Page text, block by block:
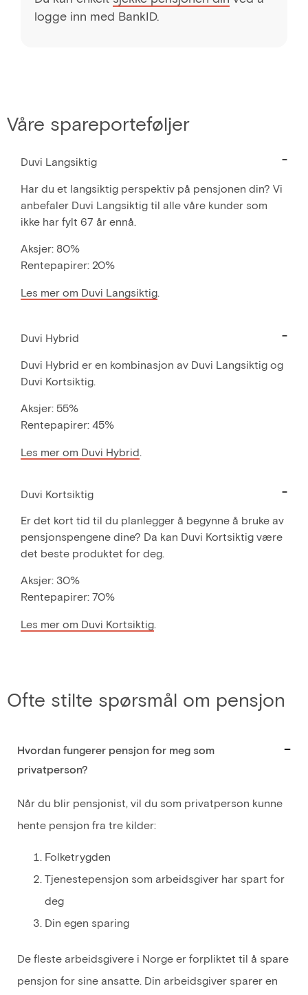
logge inn med BankID.
Våre spareporteføljer
Duvi Langsiktig
Har du et langsiktig perspektiv på pensjonen din? Vi
anbefaler Duvi Langsiktig til alle våre kunder som
ikke har fylt 67 år ennå.
Aksjer: 80%
Rentepapirer: 20%
Les mer om Duvi Langsiktig.
Duvi Hybrid
Duvi Hybrid er en kombinasjon av Duvi Langsiktig og
Duvi Kortsiktig.
Aksjer: 55%
Rentepapirer: 45%
Les mer om Duvi Hybrid.
Duvi Kortsiktig
Er det kort tid til du planlegger å begynne å bruke av
pensjonspengene dine? Da kan Duvi Kortsiktig være
det beste produktet for deg.
Aksjer: 30%
Rentepapirer: 70%
Les mer om Duvi Kortsiktig.
Ofte stilte spørsmål om pensjon
Hvordan fungerer pensjon for meg som
privatperson?
Når du blir pensjonist, vil du som privatperson kunne
hente pensjon fra tre kilder:
Folketrygden
Tjenestepensjon som arbeidsgiver har spart for
deg
Din egen sparing
De fleste arbeidsgivere i Norge er forpliktet til å spare
pensjon for sine ansatte. Din arbeidsgiver sparer en